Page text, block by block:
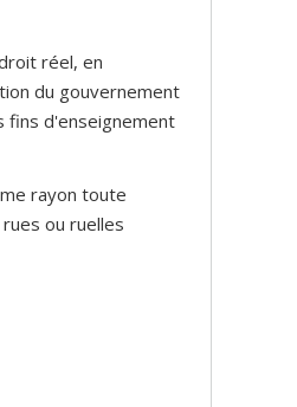
réel, en
du gouvernement
fins d'enseignement
rayon toute
ou ruelles